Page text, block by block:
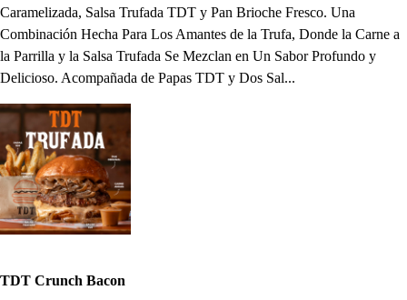
Caramelizada, Salsa Trufada TDT y Pan Brioche Fresco. Una
Combinación Hecha Para Los Amantes de la Trufa, Donde la Carne a
la Parrilla y la Salsa Trufada Se Mezclan en Un Sabor Profundo y
Delicioso. Acompañada de Papas TDT y Dos Sal...
TDT Crunch Bacon